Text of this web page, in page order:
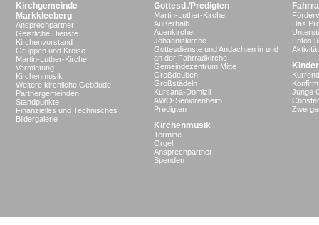
Kirchgemeinde
Markkleeberg
Ansprechpartner
Geistliche Dienste
Kirchenvorstand
Gruppen und Kreise
Martin-Luther-Kirche
Vermietung
Kirchenmusik
Weitere kirchliche Gebäude
Partnergemeinden
Standpunkte
Finanzielles und Technisches
Bildergalerie
Gottesd./Predigten
Martin-Luther-Kirche
Außerhalb
Auenkirche
Johanniskirche
Gottesdienste und Andachten in und
an der Fahrradkirche
Gemeindezentrum Mitte
Großdeuben
Großstädeln
Kursana-Domizil
AWO-Seniorenheim
Predigten
Kirchenmusik
Termine
Orgel
Ansprechpartner
Spenden
Das
Fotos
Junge